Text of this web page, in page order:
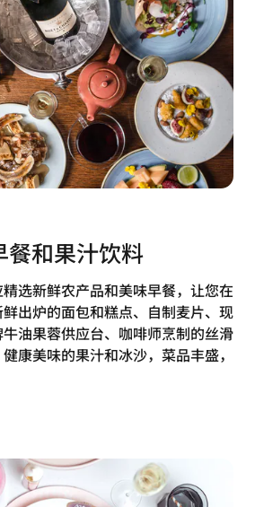
餐和果汁饮料
选新鲜农产品和美味早餐，让您在
出炉的面包和糕点、自制麦片、现
油果蓉供应台、咖啡师烹制的丝滑
康美味的果汁和冰沙，菜品丰盛，